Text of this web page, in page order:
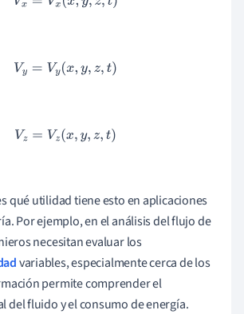
Vy =Vy(x,y,z,t)
Vz =Vz(x,y,z,t)
qué utilidad tiene esto en aplicaciones
Por ejemplo, en el análisis del flujo de
necesitan evaluar los
variables, especialmente cerca de los
permite comprender el
del fluido y el consumo de energía.